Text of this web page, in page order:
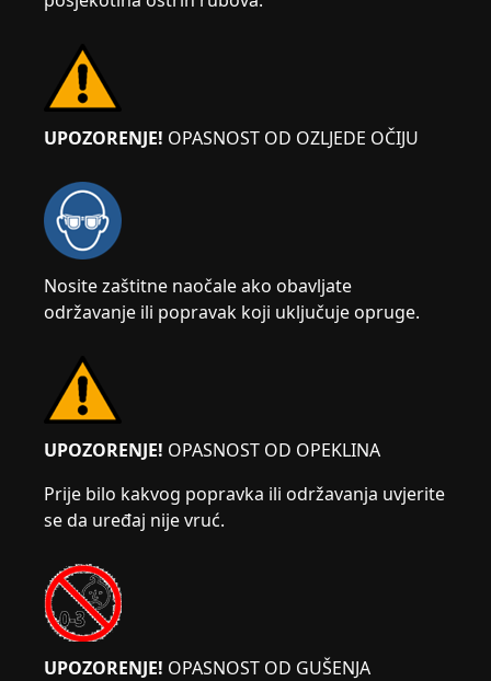
UPOZORENJE! OPASNOST OD OZLJEDE OČIJU
Nosite zaštitne naočale ako obavljate
održavanje ili popravak koji uključuje opruge.
UPOZORENJE! OPASNOST OD OPEKLINA
Prije bilo kakvog popravka ili održavanja uvjerite
se da uređaj nije vruć.
UPOZORENJE! OPASNOST OD GUŠENJA